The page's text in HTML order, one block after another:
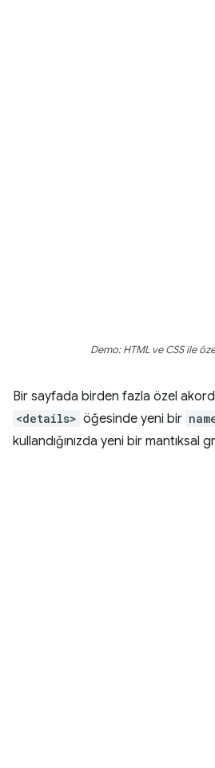
Demo: HTML ve CSS ile
Bir sayfada birden fazla özel
<details> öğesinde yeni bir
kullandığınızda yeni bir mantıksal